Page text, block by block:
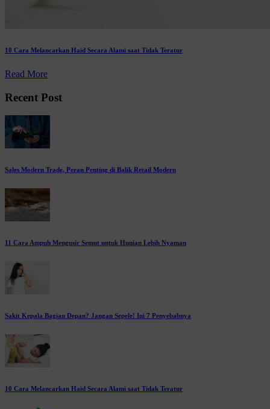
10 Cara Melancarkan Haid Secara Alami saat Tidak Teratur
Read More
Recent Post
Sales Modern Trade, Peran Penting di Balik Retail Modern
11 Cara Ampuh Mengusir Semut untuk Hunian Lebih Nyaman
Sakit Kepala Bagian Depan? Jangan Sepele! Ini 7 Penyebabnya
10 Cara Melancarkan Haid Secara Alami saat Tidak Teratur